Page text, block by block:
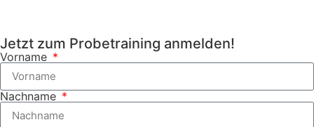
Jetzt zum Probetraining anmelden!
Vorname
Nachname